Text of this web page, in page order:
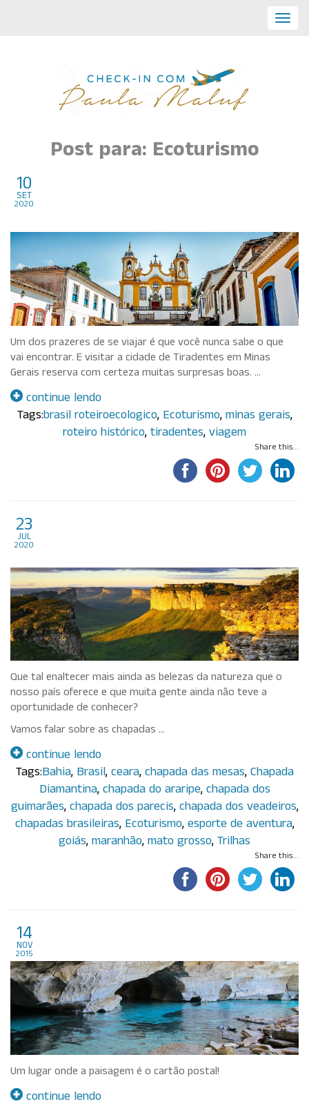
Post para: Ecoturismo
10
set
2020
Um dos prazeres de se viajar é que você nunca sabe o que
vai encontrar. E visitar a cidade de Tiradentes em Minas
Gerais reserva com certeza muitas surpresas boas. …
continue lendo
Tags:brasil roteiroecologico, Ecoturismo, minas gerais,
roteiro histórico, tiradentes, viagem
Share this...
23
jul
2020
Que tal enaltecer mais ainda as belezas da natureza que o
nosso país oferece e que muita gente ainda não teve a
oportunidade de conhecer?
Vamos falar sobre as chapadas …
continue lendo
Tags:Bahia, Brasil, ceara, chapada das mesas, Chapada
Diamantina, chapada do araripe, chapada dos
guimarães, chapada dos parecis, chapada dos veadeiros,
chapadas brasileiras, Ecoturismo, esporte de aventura,
goiás, maranhão, mato grosso, Trilhas
Share this...
14
nov
2015
Um lugar onde a paisagem é o cartão postal!
continue lendo